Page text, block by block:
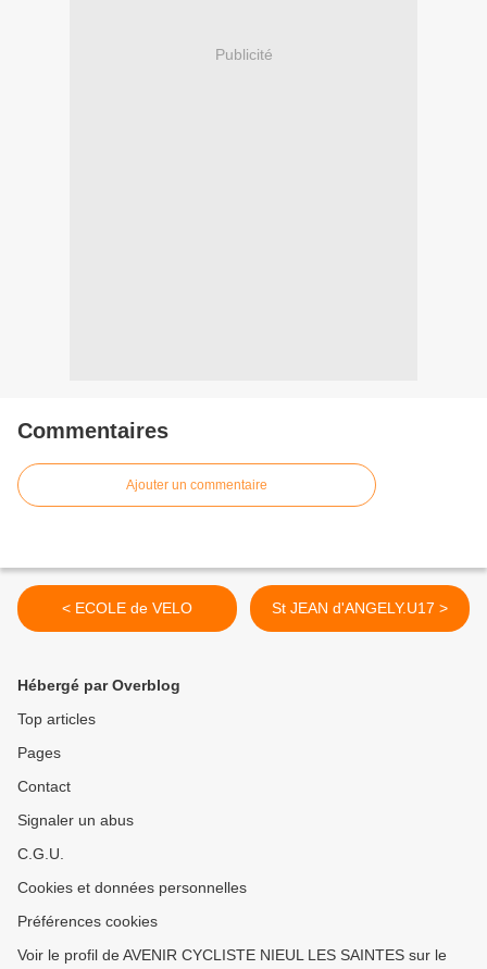
Publicité
Commentaires
Ajouter un commentaire
< ECOLE de VELO St JEAN d'ANGELY.U17 >
Hébergé par Overblog
Top articles
Pages
Contact
Signaler un abus
C.G.U.
Cookies et données personnelles
Préférences cookies
Voir le profil de AVENIR CYCLISTE NIEUL LES SAINTES sur le